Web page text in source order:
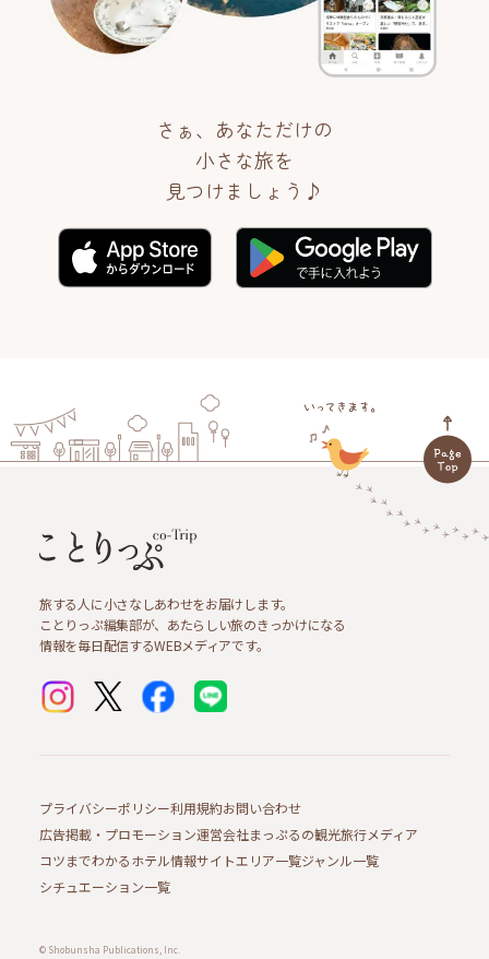
さぁ、あなただけの
小さな旅を
見つけましょう♪
旅する人に小さなしあわせをお届けします。
ことりっぷ編集部が、あたらしい旅のきっかけになる
情報を毎日配信するWEBメディアです。
プライバシーポリシー利用規約お問い合わせ
広告掲載・プロモーション運営会社まっぷるの観光旅行メディア
コツまでわかるホテル情報サイトエリア一覧ジャンル一覧
シチュエーション一覧
© Shobunsha Publications, Inc.